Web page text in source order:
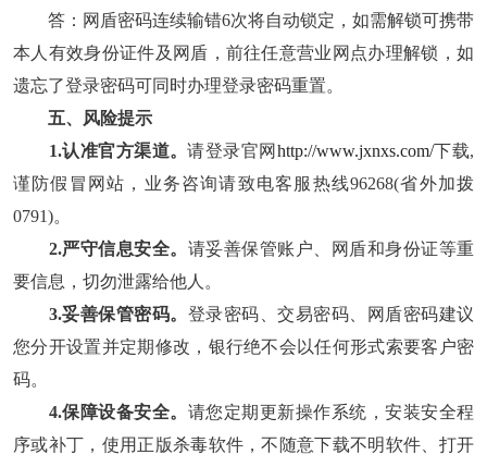
答：网盾密码连续输错6次将自动锁定，如需解锁可携带
本人有效身份证件及网盾，前往任意营业网点办理解锁，如
遗忘了登录密码可同时办理登录密码重置。
五、风险提示
1.认准官方渠道。请登录官网 http://www.jxnxs.com/下载,
谨防假冒网站，业务咨询请致电客服热线96268(省外加拨
0791)。
2.严守信息安全。 请妥善保管账户、网盾和身份证等重
要信息，切勿泄露给他人。
3.妥善保管密码。 登录密码、交易密码、网盾密码建议
您分开设置并定期修改，银行绝不会以任何形式索要客户密
码。
4.保障设备安全。 请您定期更新操作系统，安装安全程
序或补丁，使用正版杀毒软件，不随意下载不明软件、打开